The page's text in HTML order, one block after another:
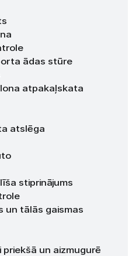
ādas stūre
atpakaļskata
atslēga
stiprinājums
tālās gaismas
un aizmugurē